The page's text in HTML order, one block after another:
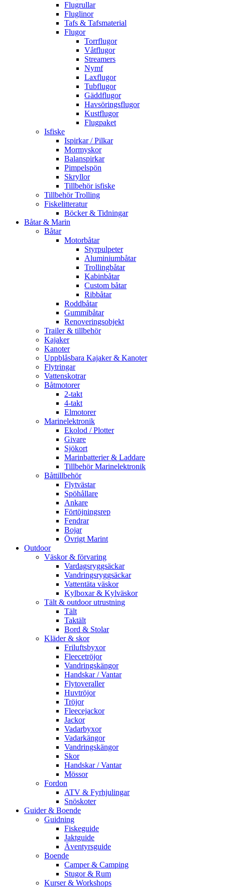
Flugrullar
Fluglinor
Tafs & Tafsmaterial
Flugor
Torrflugor
Våtflugor
Streamers
Nymf
Laxflugor
Tubflugor
Gäddflugor
Havsöringsflugor
Kustflugor
Flugpaket
Isfiske
Ispirkar / Pilkar
Mormyskor
Balanspirkar
Pimpelspön
Skryllor
Tillbehör isfiske
Tillbehör Trolling
Fiskelitteratur
Böcker & Tidningar
Båtar & Marin
Båtar
Motorbåtar
Styrpulpeter
Aluminiumbåtar
Trollingbåtar
Kabinbåtar
Custom båtar
Ribbåtar
Roddbåtar
Gummibåtar
Renoveringsobjekt
Trailer & tillbehör
Kajaker
Kanoter
Uppblåsbara Kajaker & Kanoter
Flytringar
Vattenskotrar
Båtmotorer
2-takt
4-takt
Elmotorer
Marinelektronik
Ekolod / Plotter
Givare
Sjökort
Marinbatterier & Laddare
Tillbehör Marinelektronik
Båttillbehör
Flytvästar
Spöhållare
Ankare
Förtöjningsrep
Fendrar
Bojar
Övrigt Marint
Outdoor
Väskor & förvaring
Vardagsryggsäckar
Vandringsryggsäckar
Vattentäta väskor
Kylboxar & Kylväskor
Tält & outdoor utrustning
Tält
Taktält
Bord & Stolar
Kläder & skor
Friluftsbyxor
Fleecetröjor
Vandringskängor
Handskar / Vantar
Flytoveraller
Huvtröjor
Tröjor
Fleecejackor
Jackor
Vadarbyxor
Vadarkängor
Vandringskängor
Skor
Handskar / Vantar
Mössor
Fordon
ATV & Fyrhjulingar
Snöskoter
Guider & Boende
Guidning
Fiskeguide
Jaktguide
Äventyrsguide
Boende
Camper & Camping
Stugor & Rum
Kurser & Workshops